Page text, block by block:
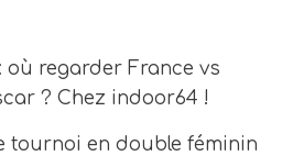
où regarder France vs
? Chez indoor64 !
tournoi en double féminin